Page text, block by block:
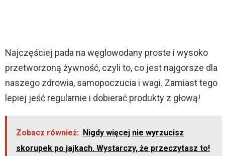
Najczęściej pada na węglowodany proste i wysoko
przetworzoną żywność, czyli to, co jest najgorsze dla
naszego zdrowia, samopoczucia i wagi. Zamiast tego
lepiej jeść regularnie i dobierać produkty z głową!
Zobacz również:
Nigdy więcej nie wyrzucisz
skorupek po jajkach. Wystarczy, że przeczytasz to!